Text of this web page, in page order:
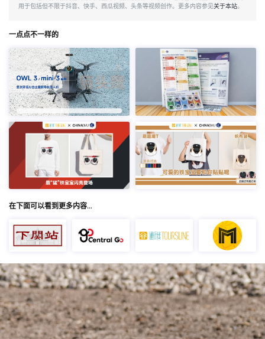
用于包括但不限于抖音、快手、西瓜视频、头条等视频创作。更多内容参见关于本站。
一点点不一样的
在下面可以看到更多内容…